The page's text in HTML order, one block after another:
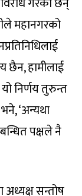
महानगरको
छैन, हामीलाई
निर्णय तुरुन्त
‘अन्यथा
पक्षले नै
अध्यक्ष सन्तोष